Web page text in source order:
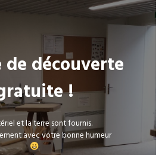
de découverte
!
et la terre sont fournis.
avec votre bonne humeur